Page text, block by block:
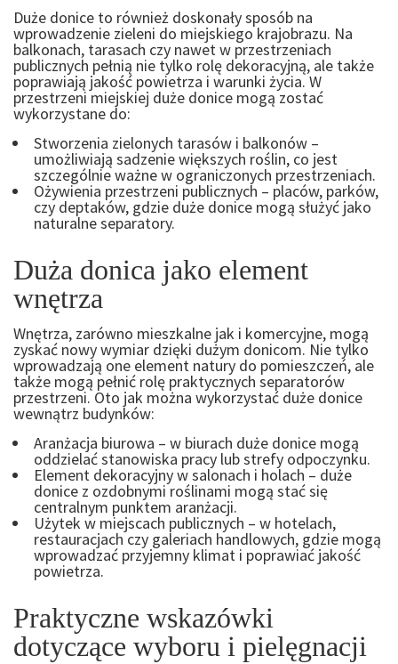
Duże donice to również doskonały sposób na
wprowadzenie zieleni do miejskiego krajobrazu. Na
balkonach, tarasach czy nawet w przestrzeniach
publicznych pełnią nie tylko rolę dekoracyjną, ale także
poprawiają jakość powietrza i warunki życia. W
przestrzeni miejskiej duże donice mogą zostać
wykorzystane do:
Stworzenia zielonych tarasów i balkonów –
umożliwiają sadzenie większych roślin, co jest
szczególnie ważne w ograniczonych przestrzeniach.
Ożywienia przestrzeni publicznych – placów, parków,
czy deptaków, gdzie duże donice mogą służyć jako
naturalne separatory.
Duża donica jako element
wnętrza
Wnętrza, zarówno mieszkalne jak i komercyjne, mogą
zyskać nowy wymiar dzięki dużym donicom. Nie tylko
wprowadzają one element natury do pomieszczeń, ale
także mogą pełnić rolę praktycznych separatorów
przestrzeni. Oto jak można wykorzystać duże donice
wewnątrz budynków:
Aranżacja biurowa – w biurach duże donice mogą
oddzielać stanowiska pracy lub strefy odpoczynku.
Element dekoracyjny w salonach i holach – duże
donice z ozdobnymi roślinami mogą stać się
centralnym punktem aranżacji.
Użytek w miejscach publicznych – w hotelach,
restauracjach czy galeriach handlowych, gdzie mogą
wprowadzać przyjemny klimat i poprawiać jakość
powietrza.
Praktyczne wskazówki
dotyczące wyboru i pielęgnacji